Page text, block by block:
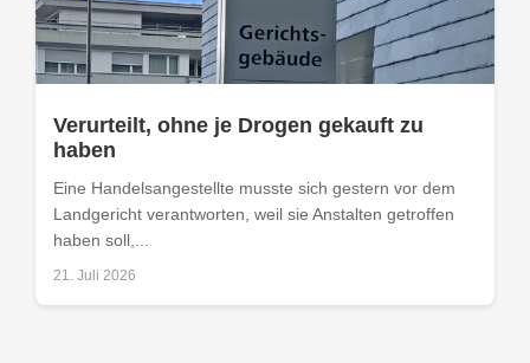
Verurteilt, ohne je Drogen gekauft zu
haben
Eine Handelsangestellte musste sich gestern vor dem
Landgericht verantworten, weil sie Anstalten getroffen
haben soll,...
21. Juli 2026